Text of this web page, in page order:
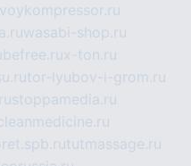
wasabi-shop.ru
x-ton.ru
tor-lyubov-i-grom.ru
stoppamedia.ru
tutmassage.ru